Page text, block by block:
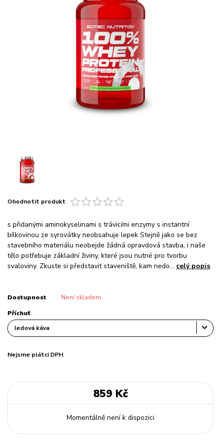
Ohodnotit produkt
s přidanými aminokyselinami s trávicími enzymy s instantní
bílkovinou ze syrovátky neobsahuje lepek Stejně jako se bez
stavebního materiálu neobejde žádná opravdová stavba, i naše
tělo potřebuje základní živiny, které jsou nutné pro tvorbu
svaloviny. Zkuste si představit staveniště, kam nedo... celý popis
Dostupnost Není skladem
Příchuť
Nejsme plátci DPH
859 Kč
Momentálně není k dispozici